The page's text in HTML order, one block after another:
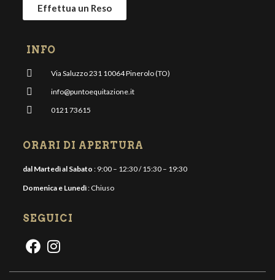
Effettua un Reso
INFO
Via Saluzzo 231 10064 Pinerolo (TO)
info@puntoequitazione.it
0121 73615
ORARI DI APERTURA
dal Martedì al Sabato : 9:00 – 12:30 / 15:30 – 19:30
Domenica e Lunedì: Chiuso
SEGUICI